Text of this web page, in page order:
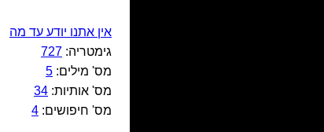
אין אתנו יודע עד מה
גימטריה: 727
מס' מילים: 5
מס' אותיות: 34
מס' חיפושים: 4